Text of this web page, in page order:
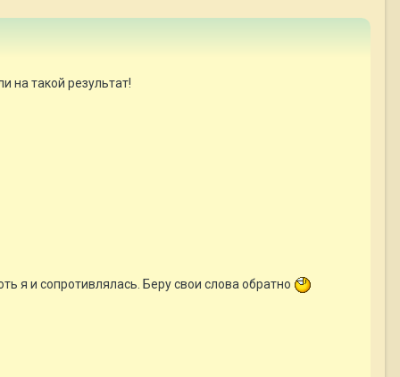
на такой результат!
я и сопротивлялась. Беру свои слова обратно